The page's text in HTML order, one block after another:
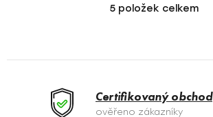
O
á
c
5položek celkem
Certifikovaný obchod
ověřeno zákazníky